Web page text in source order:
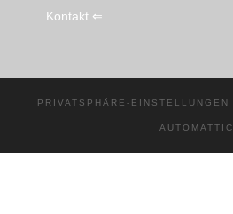
Kontakt ⇐
PRIVATSPHÄRE-EINSTELLUNGEN
AUTOMATTIC